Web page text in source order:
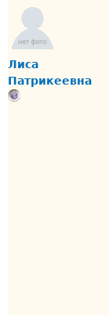
Лиса
Патрикеевна